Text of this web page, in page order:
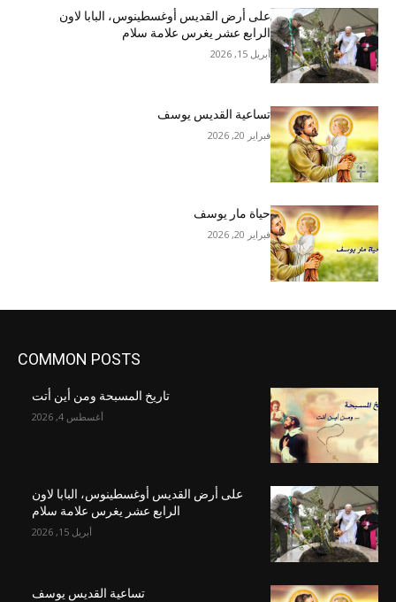
على أرض القديس أوغسطينوس، البابا لاون
الرابع عشر يغرس علامة سلام
أبريل 15, 2026
تساعية القديس يوسف
فبراير 20, 2026
حياة مار يوسف
فبراير 20, 2026
COMMON POSTS
تاريخ المسبحة ومن أين أتت
أغسطس 4, 2026
على أرض القديس أوغسطينوس، البابا لاون
الرابع عشر يغرس علامة سلام
أبريل 15, 2026
تساعية القديس يوسف